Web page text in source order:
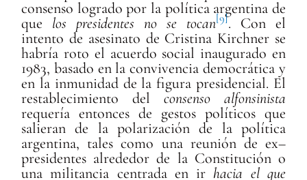
consenso logrado por la política argentina de
que los presidentes no se tocan[9]. Con el
intento de asesinato de Cristina Kirchner se
habría roto el acuerdo social inaugurado en
1983, basado en la convivencia democrática y
en la inmunidad de la figura presidencial. El
restablecimiento del consenso alfonsinista
requería entonces de gestos políticos que
salieran de la polarización de la política
argentina, tales como una reunión de ex–
presidentes alrededor de la Constitución o
una militancia centrada en ir hacia el que